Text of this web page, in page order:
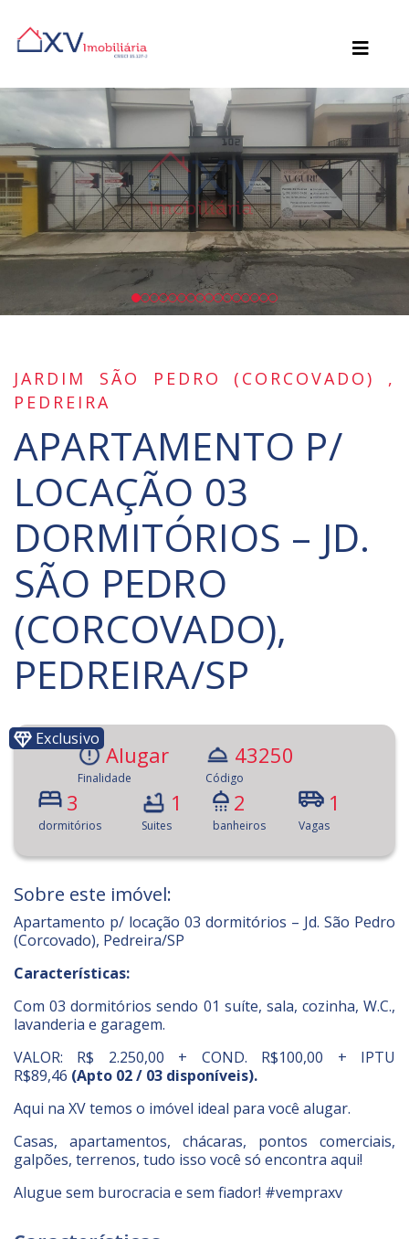
JARDIM SÃO PEDRO (CORCOVADO) ,
PEDREIRA
APARTAMENTO P/
LOCAÇÃO 03
DORMITÓRIOS – JD.
SÃO PEDRO
(CORCOVADO),
PEDREIRA/SP
Exclusivo
Alugar
Finalidade
43250
Código
3
dormitórios
1
Suites
2
banheiros
1
Vagas
Sobre este imóvel:
Apartamento p/ locação 03 dormitórios – Jd. São Pedro
(Corcovado), Pedreira/SP
Características:
Com 03 dormitórios sendo 01 suíte, sala, cozinha, W.C.,
lavanderia e garagem.
VALOR: R$ 2.250,00 + COND. R$100,00 + IPTU
R$89,46 (Apto 02 / 03 disponíveis).
Aqui na XV temos o imóvel ideal para você alugar.
Casas, apartamentos, chácaras, pontos comerciais,
galpões, terrenos, tudo isso você só encontra aqui!
Alugue sem burocracia e sem fiador! #vempraxv